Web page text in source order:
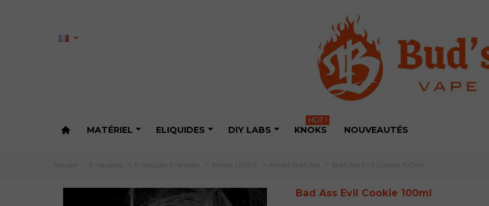
MATÉRIEL ELIQUIDES DIY LABS KNOKS
HOT !
NOUVEAUTÉS
Bad Ass Evil Cookie 100ml